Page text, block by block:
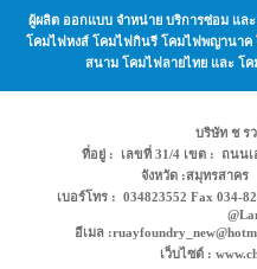
ผู้ผลิต ออกแบบ จำหน่าย บริการซ่อม แล
โคมไฟหงส์ โคมไฟกินรี โคมไฟพญานาค
สนาม โคมไฟลายไทย และ โ
บริษัท ช ร
ที่อยู่ : เลขที่ 31/4 เขต : ถนนเ
จังหวัด :สมุทรสาค
เบอร์โทร : 034823552 Fax
อีเมล
เว็บไซต์ :